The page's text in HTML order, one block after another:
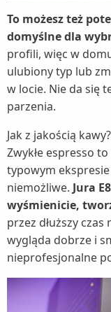
To możesz też
domyślne dla
profili, więc w
ulubiony typ lub
w locie. Nie da się
parzenia.
Jak z jakością
Zwykłe espresso
typowym
niemożliwe. Jura
wyśmienicie,
przez dłuższy
wygląda dobrze i
nieprofesjonalne